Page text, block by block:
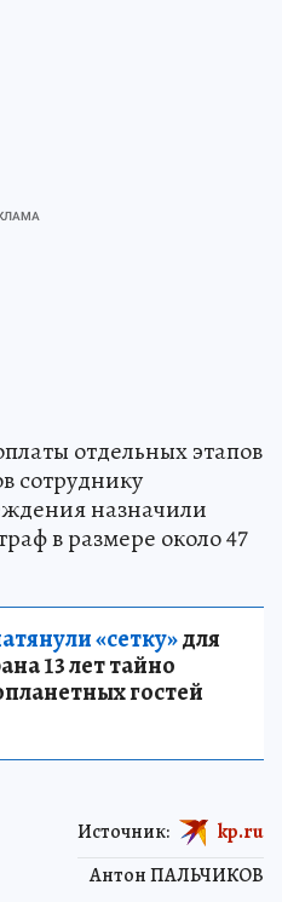
отдельных этапов
сотруднику
назначили
в размере около 47
«сетку»для
13 лет тайно
гостей
Антон ПАЛЬЧИКОВ
Источник: kp.ru